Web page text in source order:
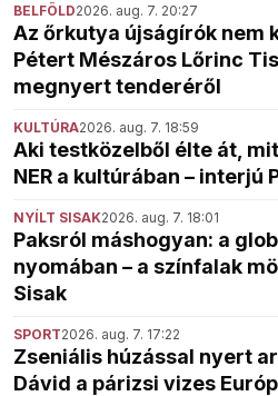
BELFÖLD2026. aug. 7. 20:27
Az őrkutya újságírók nem
Pétert Mészáros Lőrinc
megnyert tenderéről
KULTÚRA2026. aug. 7. 18:59
Aki testközelből élte át,
NER a kultúrában – interjú
NYÍLT SISAK2026. aug. 7. 18:01
Paksról máshogyan: a
nyomában – a színfalak
Sisak
SPORT2026. aug. 7. 17:22
Zseniális húzással nyert
Dávid a párizsi vizes